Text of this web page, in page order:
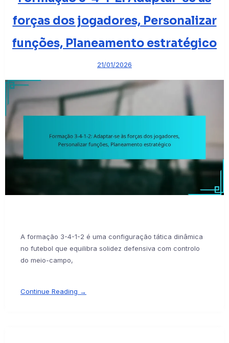
forças dos jogadores, Personalizar
funções, Planeamento estratégico
21/01/2026
A formação 3-4-1-2 é uma configuração tática dinâmica
no futebol que equilibra solidez defensiva com controlo
do meio-campo,
Continue Reading →